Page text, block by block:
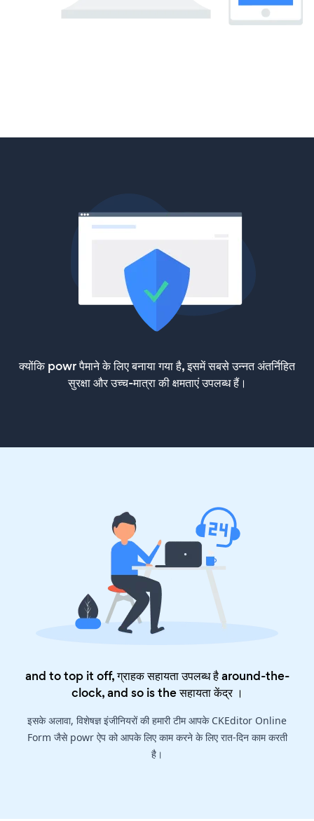
क्योंकि powr पैमाने के लिए बनाया गया है, इसमें सबसे उन्नत अंतर्निहित
सुरक्षा और उच्च-मात्रा की क्षमताएं उपलब्ध हैं।
and to top it off, ग्राहक सहायता उपलब्ध है around-the-
clock, and so is theसहायता केंद्र।
इसके अलावा, विशेषज्ञ इंजीनियरों की हमारी टीम आपके CKEditor Online
Form जैसे powr ऐप को आपके लिए काम करने के लिए रात-दिन काम करती
है।